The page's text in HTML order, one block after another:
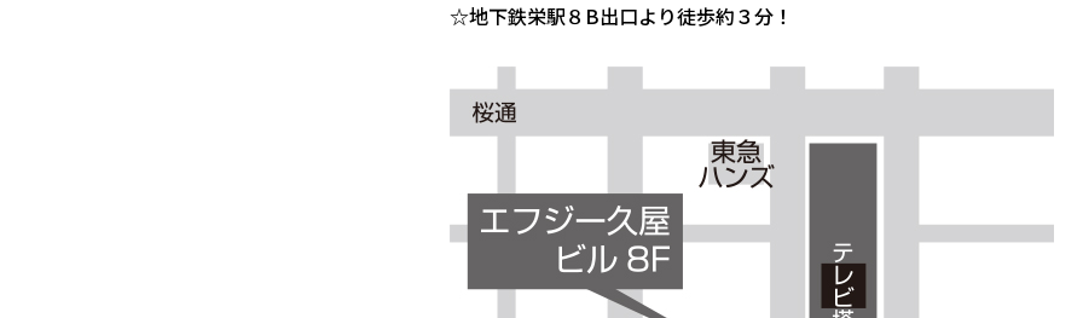
☆地下鉄栄駅８B出口より徒歩約３分！